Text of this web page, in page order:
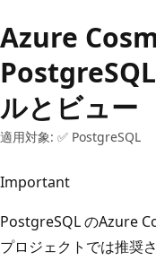
Azure
ルとビュー
適用対象: ✅ PostgreSQL
Important
PostgreSQL のAzure
プロジェクトでは推奨